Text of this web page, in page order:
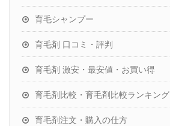
育毛シャンプー
育毛剤 口コミ・評判
育毛剤 激安・最安値・お買い得
育毛剤比較・育毛剤比較ランキング
育毛剤注文・購入の仕方